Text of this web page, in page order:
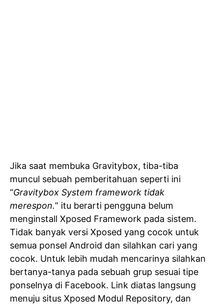
Jika saat membuka Gravitybox, tiba-tiba
muncul sebuah pemberitahuan seperti ini
“Gravitybox System framework tidak
merespon.” itu berarti pengguna belum
menginstall Xposed Framework pada sistem.
Tidak banyak versi Xposed yang cocok untuk
semua ponsel Android dan silahkan cari yang
cocok. Untuk lebih mudah mencarinya silahkan
bertanya-tanya pada sebuah grup sesuai tipe
ponselnya di Facebook. Link diatas langsung
menuju situs Xposed Modul Repository, dan